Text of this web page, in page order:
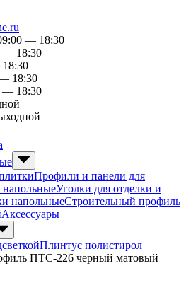
— 18:30
— 18:30
18:30
— 18:30
Профили и панели для
Уголки для отделки и
напольныеСтроительный профиль
Аксессуары
Плинтус полистирол
ПТС-226 черный матовый